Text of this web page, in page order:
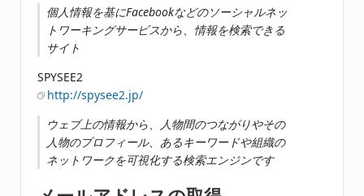
個人情報を基にFacebookなどのソーシャルネッ
トワーキングサービスから、情報を検索できる
サイト
SPYSEE2
http://spysee2.jp/
ウェブ上の情報から、人物間のつながりやその
人物のプロフィール、あるキーワードや組織の
ネットワークを可視化する検索エンジンです